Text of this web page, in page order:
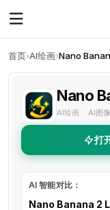
首页›AI绘画›Nano
Nano
AI绘画 AI图
打
AI 智能对比：
Nano Banana 2